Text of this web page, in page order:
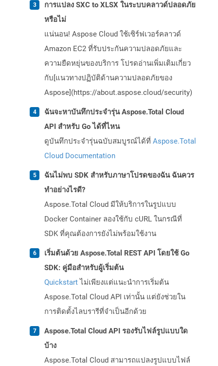
การแปลง SXC to XLSX ในระบบคลาวด์ปลอดภัย
หรือไม่
แน่นอน! Aspose Cloud ใช้เซิร์ฟเวอร์คลาวด์
Amazon EC2 ที่รับประกันความปลอดภัยและ
ความยืดหยุ่นของบริการ โปรดอ่านเพิ่มเติมเกี่ยว
กับ[แนวทางปฏิบัติด้านความปลอดภัยของ
Aspose](https://about.aspose.cloud/security)
ฉันจะหาบันทึกประจำรุ่น Aspose.Total Cloud
API สำหรับ Go ได้ที่ไหน
ดูบันทึกประจำรุ่นฉบับสมบูรณ์ได้ที่ Aspose.Total
Cloud Documentation
ฉันไม่พบ SDK สำหรับภาษาโปรดของฉัน ฉันควร
ทำอย่างไรดี?
Aspose.Total Cloud มีให้บริการในรูปแบบ
Docker Container ลองใช้กับ cURL ในกรณีที่
SDK ที่คุณต้องการยังไม่พร้อมใช้งาน
เริ่มต้นด้วย Aspose.Total REST API โดยใช้ Go
SDK: คู่มือสำหรับผู้เริ่มต้น
Quickstartไม่เพียงแต่แนะนำการเริ่มต้น
Aspose.Total Cloud API เท่านั้น แต่ยังช่วยใน
การติดตั้งไลบรารีที่จำเป็นอีกด้วย
Aspose.Total Cloud API รองรับไฟล์รูปแบบใด
บ้าง
Aspose.Total Cloud สามารถแปลงรูปแบบไฟล์